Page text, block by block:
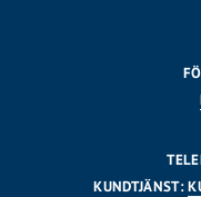
KUNDTJÄNST: